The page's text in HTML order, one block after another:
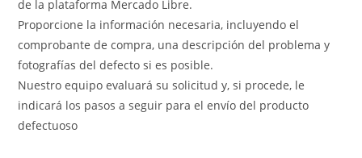
de la plataforma Mercado Libre.
Proporcione la información necesaria, incluyendo el
comprobante de compra, una descripción del problema y
fotografías del defecto si es posible.
Nuestro equipo evaluará su solicitud y, si procede, le
indicará los pasos a seguir para el envío del producto
defectuoso